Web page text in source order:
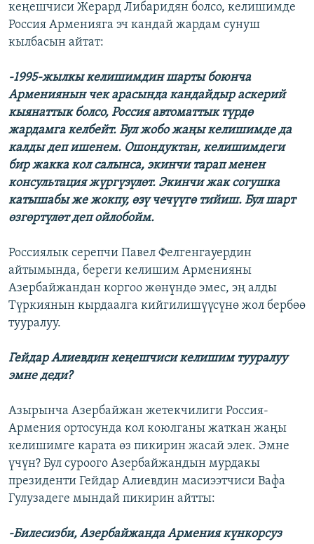
кеңешчиси Жерард Либаридян болсо, келишимде
Россия Арменияга эч кандай жардам сунуш
кылбасын айтат:
-1995-жылкы келишимдин шарты боюнча
Армениянын чек арасында кандайдыр аскерий
кыянаттык болсо, Россия автоматтык түрдө
жардамга келбейт. Бул жобо жаңы келишимде да
калды деп ишенем. Ошондуктан, келишимдеги
бир жакка кол салынса, экинчи тарап менен
консультация жүргүзүлөт. Экинчи жак согушка
катышабы же жокпу, өзү чечүүгө тийиш. Бул шарт
өзгөртүлөт деп ойлобойм.
Россиялык серепчи Павел Фелгенгауердин
айтымында, береги келишим Арменияны
Азербайжандан коргоо жөнүндө эмес, эң алды
Түркиянын кырдаалга кийгилишүүсүнө жол бербөө
тууралуу.
Гейдар Алиевдин кеңешчиси келишим тууралуу
эмне деди?
Азырынча Азербайжан жетекчилиги Россия-
Армения ортосунда кол коюлганы жаткан жаңы
келишимге карата өз пикирин жасай элек. Эмне
үчүн? Бул суроого Азербайжандын мурдакы
президенти Гейдар Алиевдин масиээтчиси Вафа
Гулузадеге мындай пикирин айтты:
-Билесизби, Азербайжанда Армения күнкорсуз